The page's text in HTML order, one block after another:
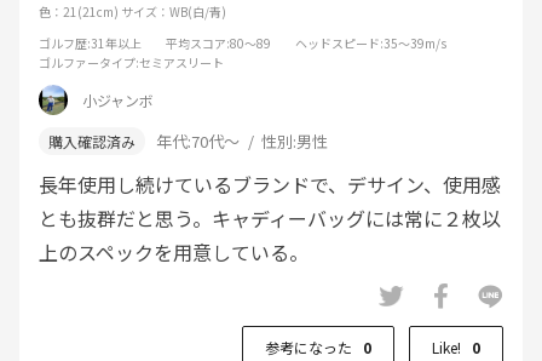
色：21(21cm) サイズ：WB(白/青)
ゴルフ歴:31年以上 平均スコア:80～89 ヘッドスピード:35～39m/s
ゴルファータイプ:セミアスリート
小ジャンボ
年代:70代～ 性別:男性
長年使用し続けているブランドで、デサイン、使用感
とも抜群だと思う。キャディーバッグには常に２枚以
上のスペックを用意している。
参考になった 0 Like! 0